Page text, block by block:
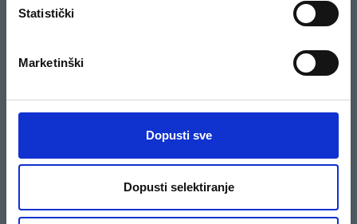
Statistički
Marketinški
Dopusti sve
Dopusti selektiranje
Kredis kao poslodavac
KONTAKTIRAJTE NAS
PRETPLATI SE